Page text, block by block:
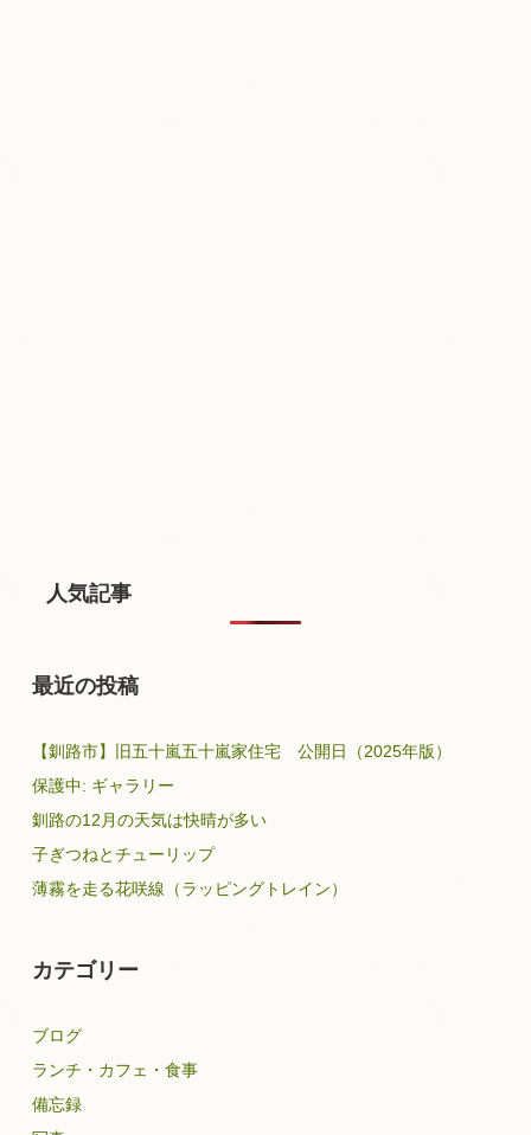
人気記事
最近の投稿
【釧路市】旧五十嵐五十嵐家住宅 公開日（2025年版）
保護中: ギャラリー
釧路の12月の天気は快晴が多い
子ぎつねとチューリップ
薄霧を走る花咲線（ラッピングトレイン）
カテゴリー
ブログ
ランチ・カフェ・食事
備忘録